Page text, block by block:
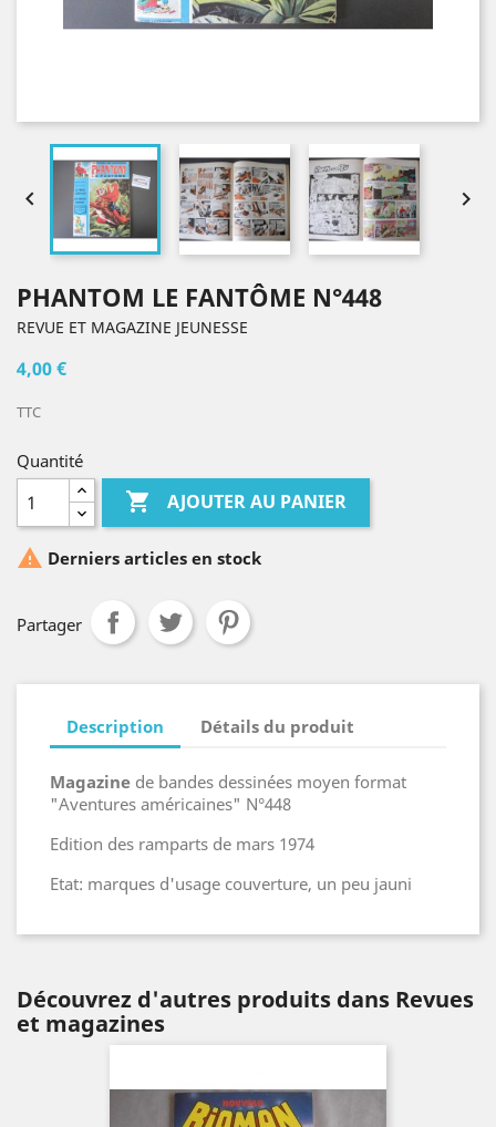
 
PHANTOM LE FANTÔME N°448
REVUE ET MAGAZINE JEUNESSE
4,00 €
TTC
Quantité
 AJOUTER AU PANIER
 Derniers articles en stock
Partager
Description Détails du produit
Magazine de bandes dessinées moyen format
"Aventures américaines" N°448
Edition des ramparts de mars 1974
Etat: marques d'usage couverture, un peu jauni
Découvrez d'autres produits dans Revues
et magazines